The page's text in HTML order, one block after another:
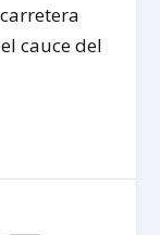
cauce del